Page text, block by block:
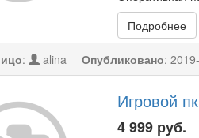
Подробнее
: alina Опубликовано:
Игровой пк
4 999 руб.